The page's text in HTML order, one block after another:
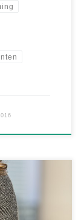
noch diesen